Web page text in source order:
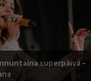
superpäivä –